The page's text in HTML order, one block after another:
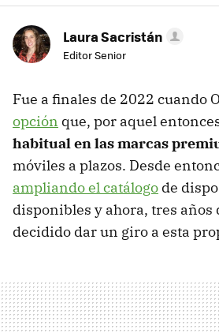
Laura Sacristán
Editor Senior
Fue a finales de 2022 cuando
opción que, por aquel
habitual en las marcas
móviles a plazos. Desde
ampliando el catálogo de
disponibles y ahora, tres años
decidido dar un giro a esta